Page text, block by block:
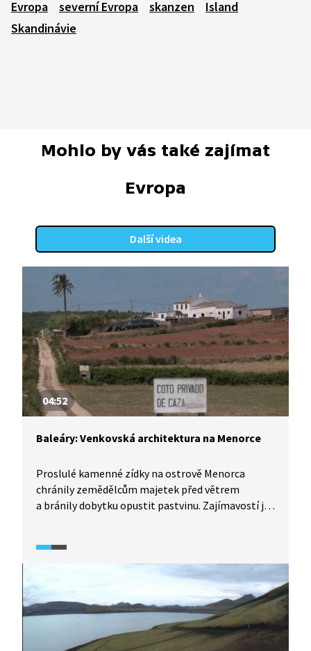
Evropa
severní Evropa skanzen
Island
Skandinávie
Mohlo by vás také zajímat
Evropa
Další videa
04:52
Baleáry: Venkovská architektura na Menorce
Proslulé kamenné zídky na ostrově Menorca
chránily zemědělcům majetek před větrem
a bránily dobytku opustit pastvinu. Zajímavostí je,
kámen a dřevo na Menorce dříve jedinými
stavebními materiály, byla takto postavena
i obydlí s typicky bílou barvou. Na konci videa
navštívíme jeden z bývalých kamenolomů, který
dnes slouží jako turistická atrakce.